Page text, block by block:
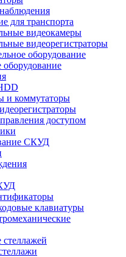
для транспорта
видеокамеры
видеорегистраторы
оборудование
и коммутаторы
доступом
СКУД
клавиатуры